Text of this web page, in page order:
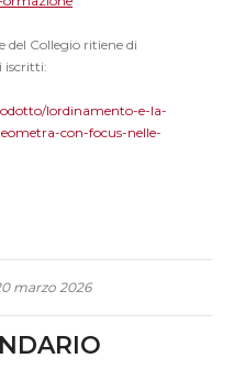
del Collegio ritiene di
iscritti:
lordinamento-e-la-
con-focus-nelle-
marzo 2026